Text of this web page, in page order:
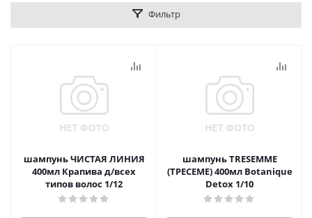
Фильтр
шампунь ЧИСТАЯ ЛИНИЯ
400мл Крапива д/всех
типов волос 1/12
шампунь TRESEMME
(ТРЕСЕМЕ) 400мл Botanique
Detox 1/10